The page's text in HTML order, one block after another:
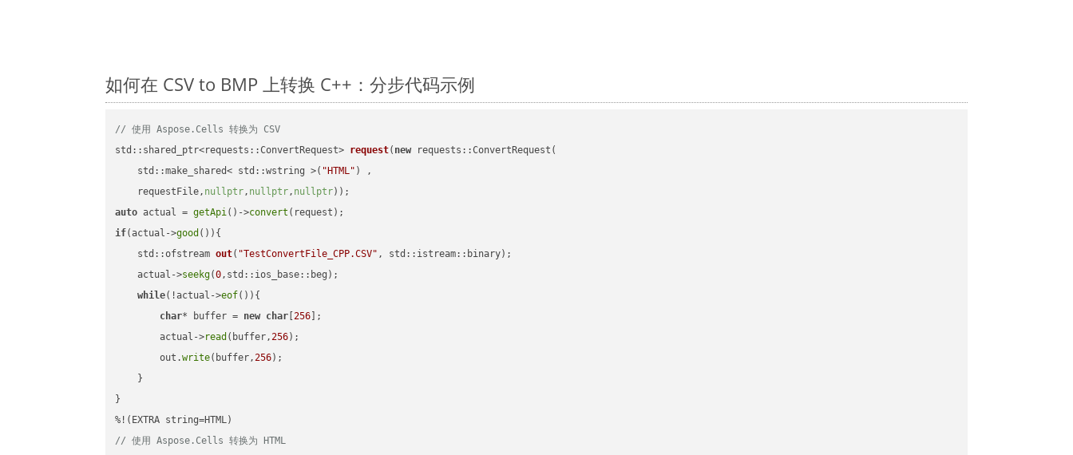
如何在 CSV to BMP 上转换 C++：分步代码示例
// 使用 Aspose.Cells 转换为 CSV
std::shared_ptr<requests::ConvertRequest> request( new requests::ConvertRequest(
    std::make_shared< std::wstring >(
"HTML" ) ,
    requestFile,
nullptr, nullptr, nullptr))
auto actual = getApi()->convert
if(actual->good ()){
std::ofstream out( "TestConvertFile_CPP.CSV" , std::istream::binary) ;
    actual->
seekg(0,std::ios_base::beg);
while(!actual->eof()){
char* buffer = new char [256 ];
        actual->
read (buffer,256);
        out.
write(buffer,256);
    }
}
// 使用 Aspose.Cells 转换为 HTML